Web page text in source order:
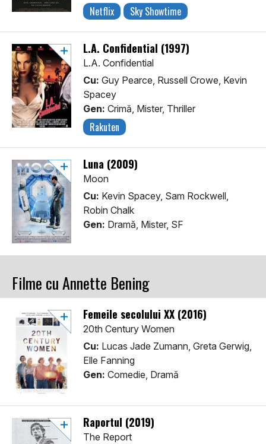
Netflix Sky Showtime
L.A. Confidential (1997)
L.A. Confidential
Cu: Guy Pearce, Russell Crowe, Kevin
Spacey
Gen: Crimă, Mister, Thriller
Rakuten
Luna (2009)
Moon
Cu: Kevin Spacey, Sam Rockwell,
Robin Chalk
Gen: Dramă, Mister, SF
Filme cu Annette Bening
Femeile secolului XX (2016)
20th Century Women
Cu: Lucas Jade Zumann, Greta Gerwig,
Elle Fanning
Gen: Comedie, Dramă
Raportul (2019)
The Report